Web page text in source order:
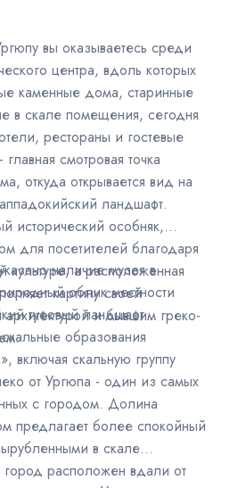
вы оказываетесь среди
центра, вдоль которых
каменные дома, старинные
в скале помещения, сегодня
рестораны и гостевые
смотровая точка
откуда открывается вид на
ландшафт.
исторический особняк,
для посетителей благодаря
культуре, а расположенная
картину своей
и бывшим греко-
наличие музея в
облик местности
туфовый ландшафт
образования
скальную группу
от Ургюпа - один из самых
с городом. Долина
предлагает более спокойный
в скале
город расположен вдали от